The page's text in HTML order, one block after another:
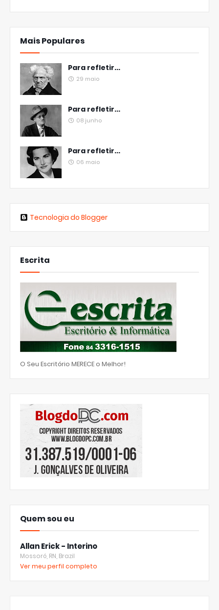
Mais Populares
Para refletir...
29 maio
Para refletir...
08 junho
Para refletir...
06 maio
Tecnologia do Blogger
Escrita
O Seu Escritório MERECE o Melhor!
Quem sou eu
Allan Erick - Interino
Mossoró, RN, Brazil
Ver meu perfil completo